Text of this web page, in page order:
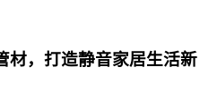
材，打造静音家居生活新